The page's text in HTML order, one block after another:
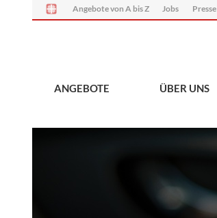
Angebote von A bis Z Jobs Presse
ANGEBOTE ÜBER UNS